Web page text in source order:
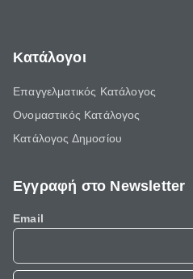
Κατάλογοι
Επαγγελματικός Κατάλογος
Ονομαστικός Κατάλογος
Κατάλογος Δημοσίου
Εγγραφή στο Newsletter
Email